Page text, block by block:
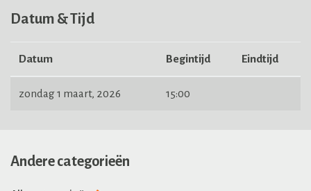
Datum & Tijd
Datum Begintijd Eindtijd
zondag 1 maart, 2026 15:00
Andere categorieën